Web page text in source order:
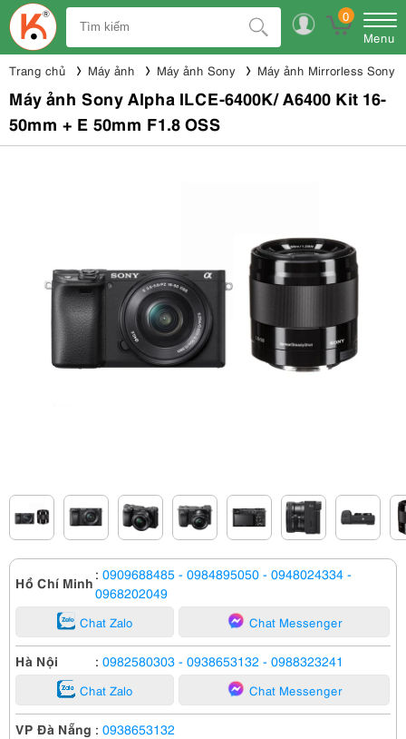
0
Menu
Trang chủ Máy ảnh Máy ảnh Sony Máy ảnh Mirrorless Sony
Máy ảnh Sony Alpha ILCE-6400K/ A6400 Kit 16-
50mm + E 50mm F1.8 OSS
Hồ Chí Minh : 0909688485 - 0984895050 - 0948024334 -
0968202049
Chat Zalo Chat Messenger
Hà Nội : 0982580303 - 0938653132 - 0988323241
Chat Zalo Chat Messenger
VP Đà Nẵng : 0938653132